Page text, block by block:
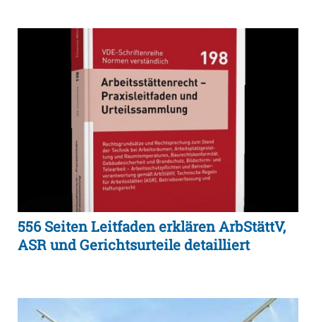
556 Seiten Leitfaden erklären ArbStättV,
ASR und Gerichtsurteile detailliert